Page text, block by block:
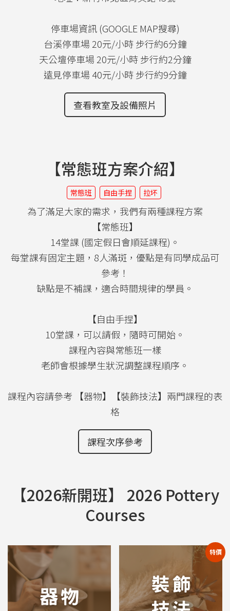
停車場資訊 (GOOGLE MAP搜尋)
台溪停車場 20元/小時 步行約6分鐘
天公壇停車場 20元/小時 步行約2分鐘
遠見停車場 40元/小時 步行約9分鐘
查看教室及設備照片
【常態班方案介紹】
常態班 自由手捏 拉坏
為了滿足大家的需求，我們有兩種課程方案
【常態班】
14堂課 (國定假日會順延課程)。
每堂課有固定主題，8人滿斑，優點是有同學成品可
參考！
缺點是不補課，適合時間規律的學員。
【自由手捏】
10堂課，可以請假，隨時可開始。
課程內容與常態班一樣
老師會根據學生狀況調整課程順序。
課程內容請參考 【器物】【裝飾技法】兩門課程的表
格
課程次序參考
【2026新開班】 2026 Pottery
Courses
特價